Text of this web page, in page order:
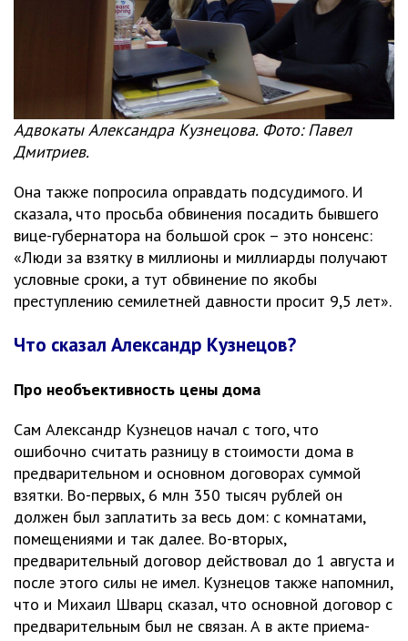
Адвокаты Александра Кузнецова. Фото: Павел
Дмитриев.
Она также попросила оправдать подсудимого. И
сказала, что просьба обвинения посадить бывшего
вице-губернатора на большой срок – это нонсенс:
«Люди за взятку в миллионы и миллиарды получают
условные сроки, а тут обвинение по якобы
преступлению семилетней давности просит 9,5 лет».
Что сказал Александр Кузнецов?
Про необъективность цены дома
Сам Александр Кузнецов начал с того, что
ошибочно считать разницу в стоимости дома в
предварительном и основном договорах суммой
взятки. Во-первых, 6 млн 350 тысяч рублей он
должен был заплатить за весь дом: с комнатами,
помещениями и так далее. Во-вторых,
предварительный договор действовал до 1 августа и
после этого силы не имел. Кузнецов также напомнил,
что и Михаил Шварц сказал, что основной договор с
предварительным был не связан. А в акте приема-